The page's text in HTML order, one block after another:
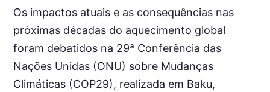
Os impactos atuais e as consequências nas
próximas décadas do aquecimento global
foram debatidos na 29ª Conferência das
Nações Unidas (ONU) sobre Mudanças
Climáticas (COP29), realizada em Baku,